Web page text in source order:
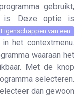
gebruikt,
is. Deze optie is
Eigenschappen van een
het contextmenu.
waaraan het
Met de knop
selecteren.
dan gewoon